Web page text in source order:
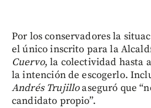
Por los conservadores la
el único inscrito para la
Cuervo, la colectividad hasta
la intención de escogerlo.
Andrés Trujilloaseguró que
candidato propio”.